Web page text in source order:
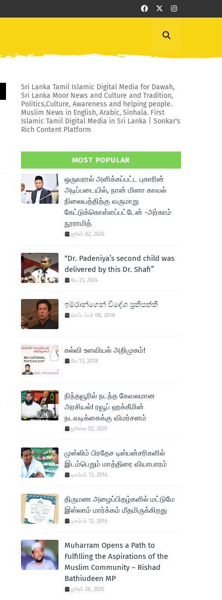
Sri Lanka Tamil Islamic Digital Media for Dawah,
Sri Lanka Moor News and Culture and Tradition,
Politics,Culture, Awareness and helping people.
Muslim News in English, Arabic, Sinhala. First
Islamic Tamil Digital Media in Sri Lanka | Sonkar's
Rich Content Platform
MOST POPULAR
ஒருவரால் அளிக்கப்பட்ட புகாரின்
அடிப்படையில், நான் மினா காவல்
நிலையத்திற்கு வருமாறு
கேட்டுக்கொள்ளப்பட்டேன் -அர்காம்
நூராமித்
ஜூன் 02, 2026
“Dr. Padeniya’s second child was
delivered by this Dr. Shafi”
மே 23, 2024
ඉම්රාන්ගෙන් විදේශ ප‍්‍රතිපත්ති
செப்டம்பர் 08, 2018
கல்வி உளவியல் அறிமுகம்!
மே 13, 2018
நிந்தவூரில் நடந்த கேவலமான
அரசியல்! ரவூப் ஹக்கீமின்
நடவடிக்கைக்கு விமர்சனம்
ஜூலை 02, 2025
முஸ்லிம் பிரதேச டிஸ்பன்சரிகளில்
இடம்பெறும் மாத்திரை வியாபாரம்
டிசம்பர் 13, 2016
திருமண அழைப்பிதழ்களில் மட்டுமே
இஸ்லாம் மார்க்கம் மீதமிருக்கிறது
டிசம்பர் 12, 2016
Muharram Opens a Path to
Fulfilling the Aspirations of the
Muslim Community – Rishad
Bathiudeen MP
ஜூன் 28, 2025